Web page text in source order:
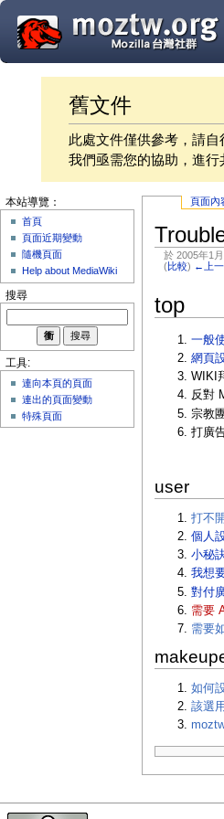
舊文件
此處文件僅供參考，請
我們亟需您的協助，進
頁面內
於 2005年1
(比較) ←上
top
一般
網頁
WIKI
反對
宗教
打廣
user
打不
個人
小秘
我想
對付
需要
需要
如何
該選
本站導覽：
首頁
頁面近期變動
隨機頁面
Help about MediaWiki
搜尋
工具:
連向本頁的頁面
連出的頁面變動
特殊頁面